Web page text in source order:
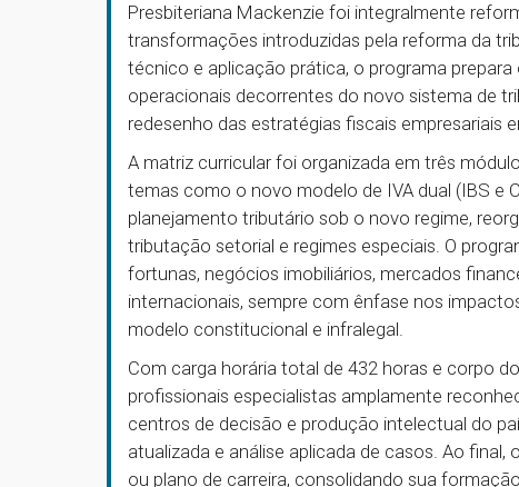
Presbiteriana Mackenzie foi integralmente
transformações introduzidas pela reforma da
técnico e aplicação prática, o programa
operacionais decorrentes do novo sistema de
redesenho das estratégias fiscais empresariais
A matriz curricular foi organizada em três
temas como o novo modelo de IVA dual (IBS e
planejamento tributário sob o novo regime,
tributação setorial e regimes especiais. O
fortunas, negócios imobiliários, mercados
internacionais, sempre com ênfase nos
modelo constitucional e infralegal.
Com carga horária total de 432 horas e corpo
profissionais especialistas amplamente
centros de decisão e produção intelectual do
atualizada e análise aplicada de casos. Ao
ou plano de carreira, consolidando sua